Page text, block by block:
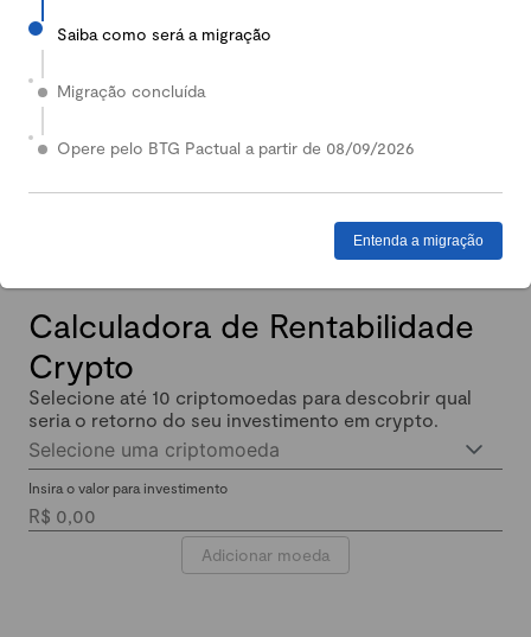
2024
Em 2024, nossa Carteira Conservadora mais que
Enquanto isso, quem investiu em Renda Fixa lucrou
Calculadora de Rentabilidade
Crypto
Selecione até 10 criptomoedas para descobrir qual
seria o retorno do seu investimento em crypto.
Selecione uma criptomoeda
Insira o valor para investimento
Adicionar moeda
Saiba como será a migração
Migração concluída
Opere pelo BTG Pactual a partir de 08/09/2026
Entenda a migração